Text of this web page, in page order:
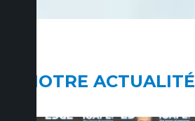
NOTRE ACTUALITÉ